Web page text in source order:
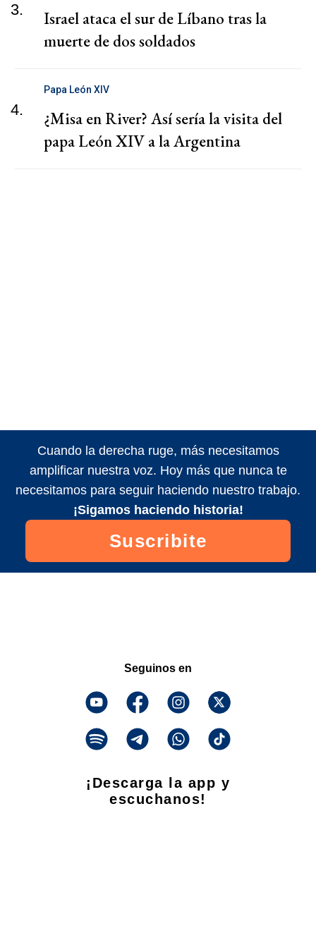
3.
Israel ataca el sur de Líbano tras la
muerte de dos soldados
4.
Papa León XIV
¿Misa en River? Así sería la visita del
papa León XIV a la Argentina
Cuando la derecha ruge, más necesitamos
amplificar nuestra voz. Hoy más que nunca te
necesitamos para seguir haciendo nuestro trabajo.
¡Sigamos haciendo historia!
Suscribite
Seguinos en
¡Descarga la app y
escuchanos!